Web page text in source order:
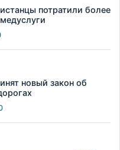
потратили более
новый закон об